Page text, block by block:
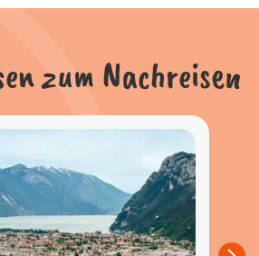
zum Nachreisen